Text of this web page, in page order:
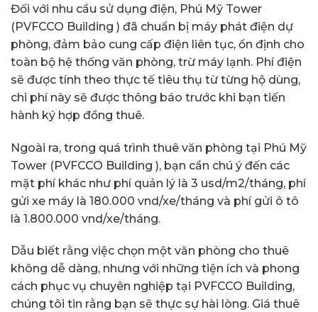
Đối với nhu cầu sử dụng điện, Phú Mỹ Tower
(PVFCCO Building ) đã chuẩn bị máy phát điện dự
phòng, đảm bảo cung cấp điện liên tục, ổn định cho
toàn bộ hệ thống văn phòng, trừ máy lạnh. Phí điện
sẽ được tính theo thực tế tiêu thụ từ từng hộ dùng,
chi phí này sẽ được thông báo trước khi bạn tiến
hành ký hợp đồng thuê.
Ngoài ra, trong quá trình thuê văn phòng tại Phú Mỹ
Tower (PVFCCO Building ), bạn cần chú ý đến các
mặt phí khác như phí quản lý là 3 usd/m2/tháng, phí
gửi xe máy là 180.000 vnd/xe/tháng và phí gửi ô tô
là 1.800.000 vnd/xe/tháng.
Dẫu biết rằng việc chọn một văn phòng cho thuê
không dễ dàng, nhưng với những tiện ích và phong
cách phục vụ chuyên nghiệp tại PVFCCO Building,
chúng tôi tin rằng bạn sẽ thực sự hài lòng. Giá thuê